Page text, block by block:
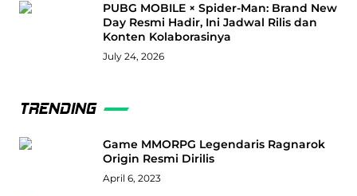
PUBG MOBILE × Spider-Man: Brand New
Day Resmi Hadir, Ini Jadwal Rilis dan
Konten Kolaborasinya
July 24, 2026
TRENDING
Game MMORPG Legendaris Ragnarok
Origin Resmi Dirilis
April 6, 2023